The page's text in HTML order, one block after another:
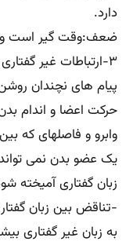
دارد.
ضعف:وقت گیر است و
۳-ارتباطات غیر گفتاری :
پیام های نچندان
حرکت اعضا و اندام
وابرو و فاصلهای که
یک عضو بدن نمی تواند
زبان گفتاری آمیخته
-تناقض بین زبان
به زبان غیر گفتاری